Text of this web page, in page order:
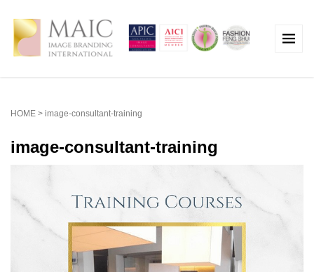
HOME > image-consultant-training
image-consultant-training